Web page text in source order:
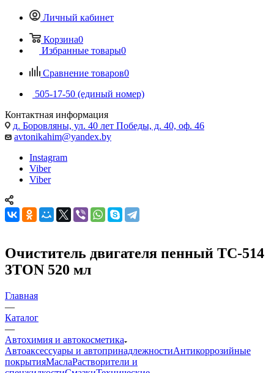
Личный кабинет
Корзина0
Избранные товары0
Сравнение товаров0
505-17-50 (единый номер)
Контактная информация
д. Боровляны, ул. 40 лет Победы, д. 40, оф. 46
avtonikahim@yandex.by
Instagram
Viber
Viber
Очиститель двигателя пенный ТС-514
3TON 520 мл
Главная
—
Каталог
—
Автохимия и автокосметика
Автоаксессуары и автопринадлежностиАнтикоррозийные
покрытияМаслаРастворители и